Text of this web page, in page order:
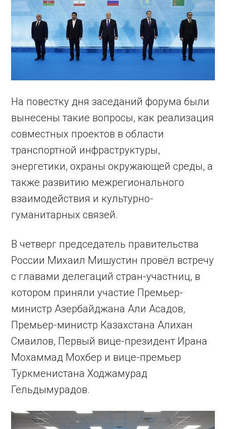
На повестку дня заседаний форума были
вынесены такие вопросы, как реализация
совместных проектов в области
транспортной инфраструктуры,
энергетики, охраны окружающей среды, а
также развитию межрегионального
взаимодействия и культурно-
гуманитарных связей.
В четверг председатель правительства
России Михаил Мишустин провёл встречу
с главами делегаций стран-участниц, в
котором приняли участие Премьер-
министр Азербайджана Али Асадов,
Премьер-министр Казахстана Алихан
Смаилов, Первый вице-президент Ирана
Мохаммад Мохбер и вице-премьер
Туркменистана Ходжамурад
Гельдымурадов.